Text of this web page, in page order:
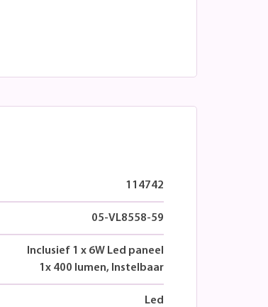
114742
05-VL8558-59
Inclusief 1 x 6W Led paneel
1x 400 lumen, Instelbaar
Led